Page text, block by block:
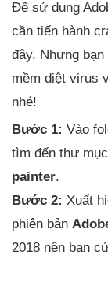
Để sử dụng
cần tiến hành
đây. Nhưng
mềm diệt virus
nhé!
Bước 1: Vào
tìm đến thư mục
painter.
Bước 2: Xuất
phiên bản
2018 nên bạn